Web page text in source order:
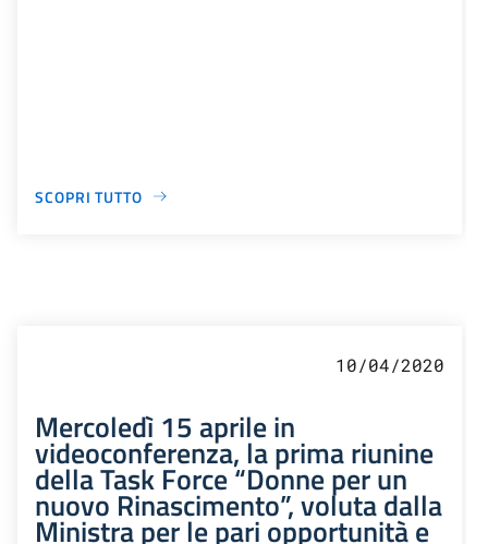
SCOPRI TUTTO
10/04/2020
Mercoledì 15 aprile in
videoconferenza, la prima riunine
della Task Force “Donne per un
nuovo Rinascimento”, voluta dalla
Ministra per le pari opportunità e